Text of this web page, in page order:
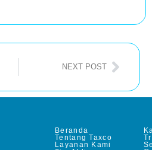
NEXT POST
Beranda
Tentang Taxco
Layanan Kami